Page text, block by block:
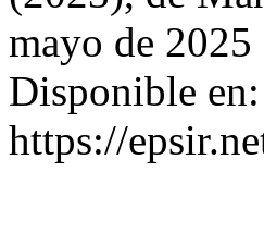
mayo de
Disponible en:
https://